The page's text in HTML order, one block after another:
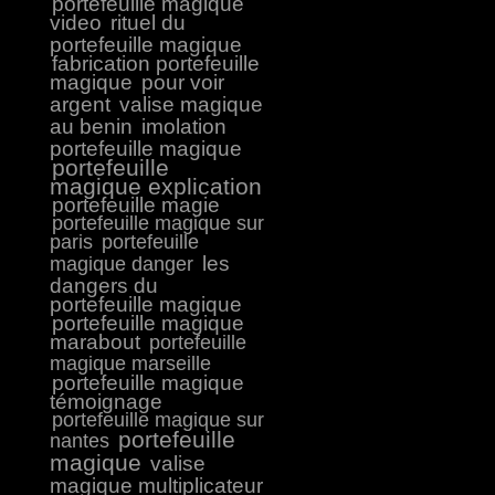
video rituel du
portefeuille magique
fabrication portefeuille
magique pour voir
argent valise magique
au benin imolation
portefeuille magique
portefeuille
magique explication
portefeuille magie
portefeuille magique sur
paris portefeuille
magique danger les
dangers du
portefeuille magique
portefeuille magique
marabout portefeuille
magique marseille
portefeuille magique
témoignage
portefeuille magique sur
nantes portefeuille
magique valise
magique multiplicateur